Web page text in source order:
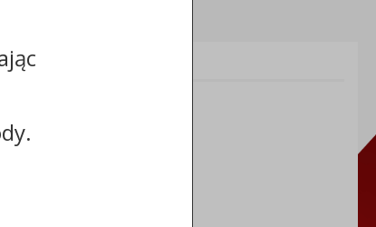
dodatkowe:
910866910
0464011